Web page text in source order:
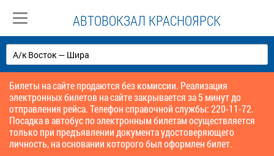
АВТОВОКЗАЛ КРАСНОЯРСК
Билеты на сайте продаются без комиссии. Реализация
электронных билетов на сайте закрывается за 5 минут до
отправления рейса. Телефон справочной службы: 220-11-72.
Посадка в автобус по электронным билетам осуществляется
только при предъявлении документа удостоверяющего
личность, на основании которого был оформлен билет.